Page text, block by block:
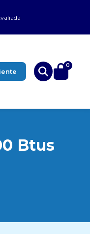
0
Btus